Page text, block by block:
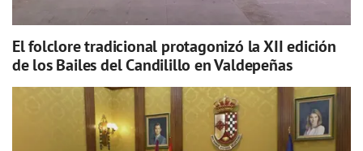
El folclore tradicional protagonizó la XII edición
de los Bailes del Candilillo en Valdepeñas